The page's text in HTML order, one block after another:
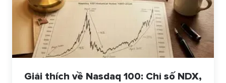
Giải thích về Nasdaq 100: Chỉ số NDX,